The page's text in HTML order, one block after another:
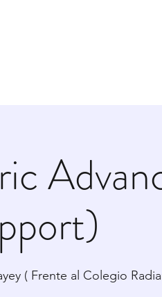
( Frente al Colegio